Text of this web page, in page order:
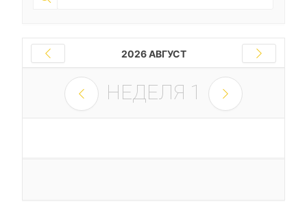
2026 АВГУСТ
НЕДЕЛЯ 1